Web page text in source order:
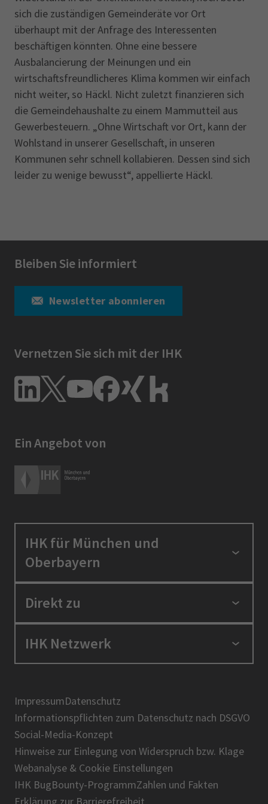
sich die zuständigen Gemeinderäte vor Ort
überhaupt mit der Anfrage des Interessenten
beschäftigen könnten. Ohne eine bessere
Ausbalancierung der Meinungen und ein
wirtschaftsfreundlicheres Klima kommen wir einfach
nicht weiter, so Häckl. Nicht zuletzt finanzieren sich
die Gemeindehaushalte zu einem Mammut­teil aus
Gewerbesteuern. „Ohne Wirtschaft vor Ort, kann der
Wohlstand in unserer Gesellschaft, in unseren
Kommunen sehr schnell kollabieren. Dessen sind sich
leider zu wenige bewusst“, appellierte Häckl.
Bleiben Sie informiert
Newsletter abonnieren
Vernetzen Sie sich mit der IHK
Ein Angebot von
IHK für München und
Oberbayern
Standortpolitik
Berufszugang
Über uns
Direkt zu
Positionen
Presse
IHK-Magazin
IHK Netzwerk
BIHK
DIHK
AHK
IHK-Standortportal Bayern
ImpressumDatenschutz
Informationspflichten zum Datenschutz nach DSGVO
Social-Media-Konzept
Hinweise zur Einlegung von Widerspruch bzw. Klage
Webanalyse & Cookie Einstellungen
IHK BugBounty-ProgrammZahlen und Fakten
Erklärung zur Barrierefreiheit